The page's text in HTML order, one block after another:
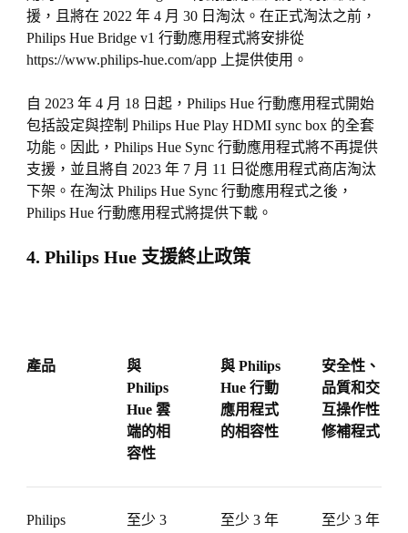
援，且將在 2022 年 4 月 30 日淘汰。在正式淘汰之前，
Philips Hue Bridge v1 行動應用程式將安排從
https://www.philips-hue.com/app 上提供使用。
自 2023 年 4 月 18 日起，Philips Hue 行動應用程式開始
包括設定與控制 Philips Hue Play HDMI sync box 的全套
功能。因此，Philips Hue Sync 行動應用程式將不再提供
支援，並且將自 2023 年 7 月 11 日從應用程式商店淘汰
下架。在淘汰 Philips Hue Sync 行動應用程式之後，
Philips Hue 行動應用程式將提供下載。
4. Philips Hue 支援終止政策
產品
與
Philips
Hue 雲
端的相
容性
與 Philips
Hue 行動
應用程式
的相容性
安全性、
品質和交
互操作性
修補程式
Philips
至少 3
至少 3 年
至少 3 年